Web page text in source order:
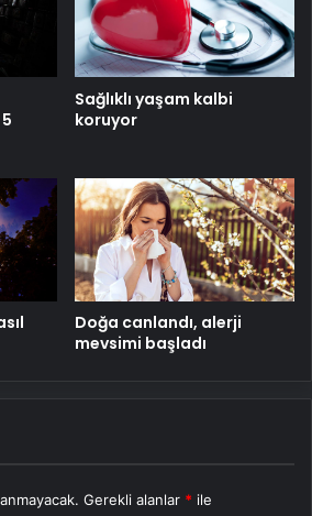
Sağlıklı yaşam kalbi
koruyor
Doğa canlandı, alerji
mevsimi başladı
Gerekli alanlar * ile